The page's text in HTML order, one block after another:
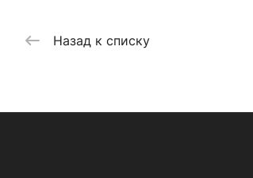
Назад к списку